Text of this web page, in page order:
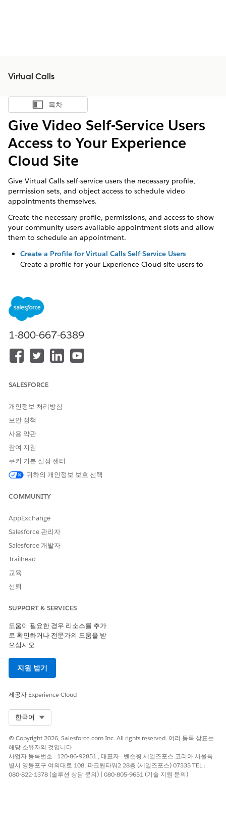
Virtual Calls
목차 표시
목차
Give Video Self-Service Users
Access to Your Experience
Cloud Site
Give Virtual Calls self-service users the necessary profile,
permission sets, and object access to schedule video
appointments themselves.
Create the necessary profile, permissions, and access to show
your community users available appointment slots and allow
them to schedule an appointment.
Create a Profile for Virtual Calls Self-Service Users
Create a profile for your Experience Cloud site users to
개선을 위한 의견을 보내주세요.
1-800-667-6389
SALESFORCE
개인정보 처리방침
보안 정책
사용 약관
참여 지침
쿠키 기본 설정 센터
귀하의 개인정보 보호 선택
COMMUNITY
AppExchange
Salesforce 관리자
Salesforce 개발자
Trailhead
교육
신뢰
SUPPORT & SERVICES
도움이 필요한 경우 리소스를 추가
로 확인하거나 전문가의 도움을 받
으십시오.
지원 받기
제공자 Experience Cloud
한국어
© Copyright 2026, Salesforce.com Inc. All rights reserved. 여러 등록 상표는
해당 소유자의 것입니다.
사업자 등록번호 : 120-86-92851 , 대표자 : 벤슨웡 세일즈포스 코리아 서울특
별시 영등포구 여의대로 108, 파크원타워2 28층 (세일즈포스) 07335 TEL :
080-822-1378 (솔루션 상담 문의) | 080-805-9651 (기술 지원 문의)